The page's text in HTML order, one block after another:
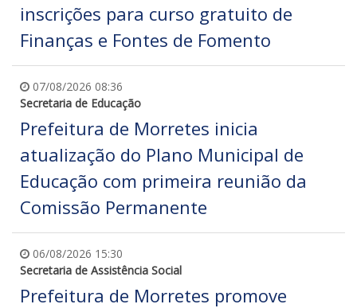
inscrições para curso gratuito de
Finanças e Fontes de Fomento
07/08/2026 08:36
Secretaria de Educação
Prefeitura de Morretes inicia
atualização do Plano Municipal de
Educação com primeira reunião da
Comissão Permanente
06/08/2026 15:30
Secretaria de Assistência Social
Prefeitura de Morretes promove